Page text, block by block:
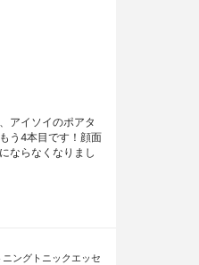
アイソイのポアタ
う4本目です！顔面
ならなくなりまし
ングトニックエッセ